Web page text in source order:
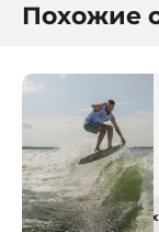
Похожие
Активный отдых